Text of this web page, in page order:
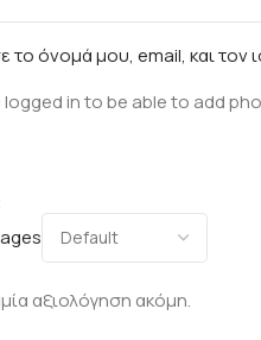
αξιολόγηση ακόμη.
το όνομά μου, email, και τον
logged in to be able to add